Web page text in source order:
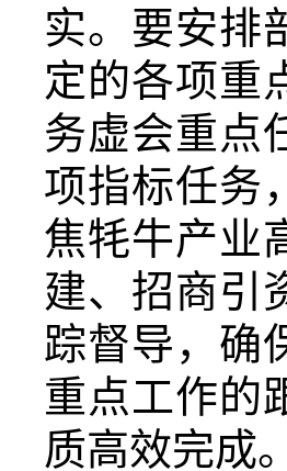
实。要安排
定的各项重
务虚会重点
项指标任务
焦牦牛产业
建、招商引
踪督导，确
重点工作的
质高效完成。